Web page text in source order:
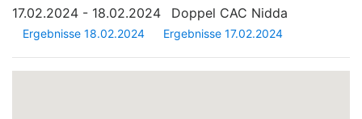
17.02.2024 - 18.02.2024 Doppel CAC Nidda
Ergebnisse 18.02.2024 Ergebnisse 17.02.2024